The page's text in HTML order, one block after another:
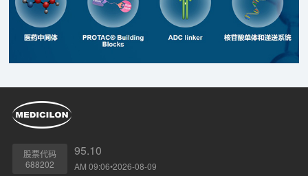
股票代码
688202
95.10
AM 09:06•2026-08-09